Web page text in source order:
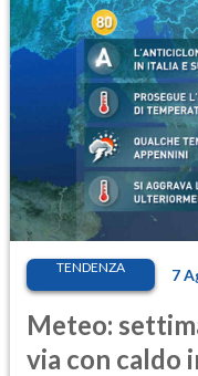
TENDENZA 7
Meteo:
via con caldo